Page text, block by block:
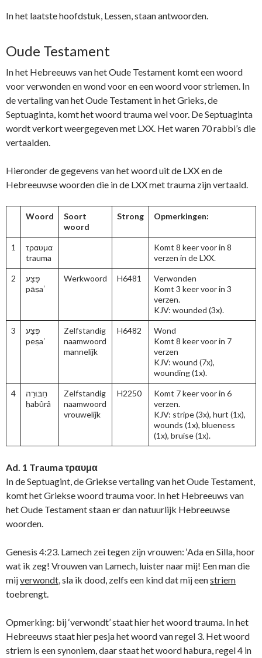
In het laatste hoofdstuk, Lessen, staan antwoorden.
Oude Testament
In het Hebreeuws van het Oude Testament komt een woord
voor verwonden en wond voor en een woord voor striemen. In
de vertaling van het Oude Testament in het Grieks, de
Septuaginta, komt het woord trauma wel voor. De Septuaginta
wordt verkort weergegeven met LXX. Het waren 70 rabbi’s die
vertaalden.
Hieronder de gegevens van het woord uit de LXX en de
Hebreeuwse woorden die in de LXX met trauma zijn vertaald.
Woord
Soort
woord
Strong Opmerkingen:
1
τραυμα
trauma
Komt 8 keer voor in 8
verzen in de LXX.
2
פָּצַע
pāṣaʿ
Werkwoord H6481
Verwonden
Komt 3 keer voor in 3
verzen.
KJV: wounded (3x).
3
פֶּצַע
peṣaʿ
Zelfstandig
naamwoord
mannelijk
H6482
Wond
Komt 8 keer voor in 7
verzen
KJV: wound (7x),
wounding (1x).
4
חַבּוּרָה
ḥabûrâ
Zelfstandig
naamwoord
vrouwelijk
H2250
Komt 7 keer voor in 6
verzen.
KJV: stripe (3x), hurt (1x),
wounds (1x), blueness
(1x), bruise (1x).
Ad. 1 Trauma τραυμα
In de Septuagint, de Griekse vertaling van het Oude Testament,
komt het Griekse woord trauma voor. In het Hebreeuws van
het Oude Testament staan er dan natuurlijk Hebreeuwse
woorden.
Genesis 4:23. Lamech zei tegen zijn vrouwen: ‘Ada en Silla, hoor
wat ik zeg! Vrouwen van Lamech, luister naar mij! Een man die
mijverwondt, sla ik dood, zelfs een kind dat mij eenstriem
toebrengt.
Opmerking: bij ‘verwondt’ staat hier het woord trauma. In het
Hebreeuws staat hier pesja het woord van regel 3. Het woord
striem is een synoniem, daar staat het woord habura, regel 4 in